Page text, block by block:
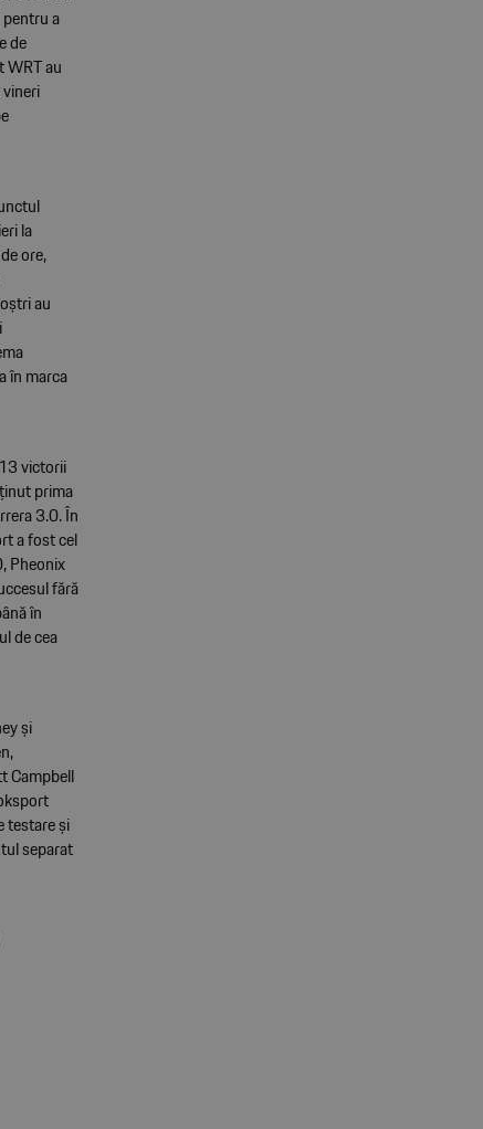
a
de
au
la
ore,
au
în marca
victorii
prima
3.0. În
a fost cel
Pheonix
fără
în
de cea
și
Campbell
testare și
separat